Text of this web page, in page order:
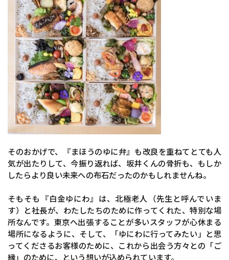
そのおかげで、『まほうのゆに弁』も改良を重ねてとても人
気が出たりして、今振り返れば、坂井くんの骨折も、もしか
したらより良い未来への布石だったのかもしれませんね。
そもそも『白金ゆにわ』は、北極老人（先生と呼んでいま
す）と社長が、わたしたちのために作ってくれた、特別な場
所なんです。東京へ出張することが多いスタッフが心休まる
場所になるように、そして、「ゆにわに行ってみたい」と思
ってくださるお客様のために、これから出会う方々との「ご
縁」のために、という想いが込められています。